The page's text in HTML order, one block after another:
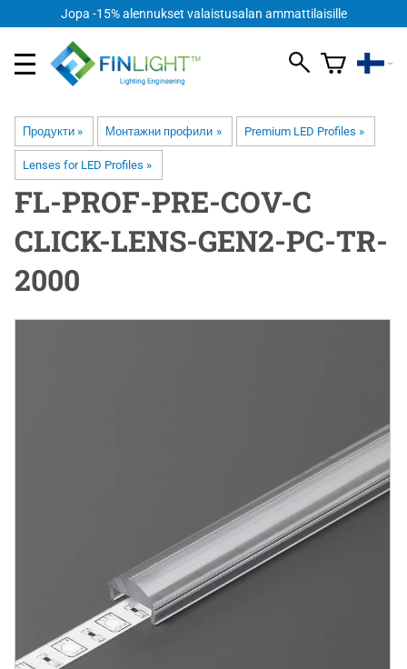
Jopa -15% alennukset valaistusalan ammattilaisille
Продукти ‪» Монтажни профили ‪» Premium LED Profiles ‪»
Lenses for LED Profiles ‪»
FL-PROF-PRE-COV-C
CLICK-LENS-GEN2-PC-TR-
2000